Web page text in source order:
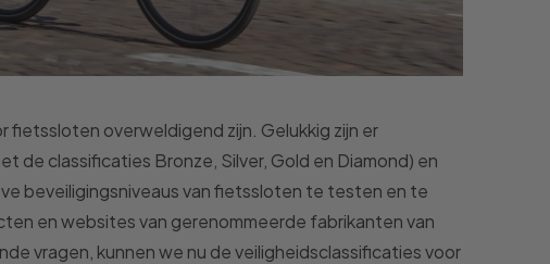
overweldigend zijn. Gelukkig zijn er
de classificaties Bronze, Silver, Gold en Diamond) en
beveiligingsniveaus van fietssloten te testen en te
en websites van gerenommeerde fabrikanten van
vragen, kunnen we nu de veiligheidsclassificaties voor